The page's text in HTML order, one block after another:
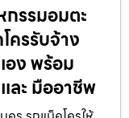
รรมอมตะ
ครรับจ้าง
อง พร้อม
ละ มืออาชีพ